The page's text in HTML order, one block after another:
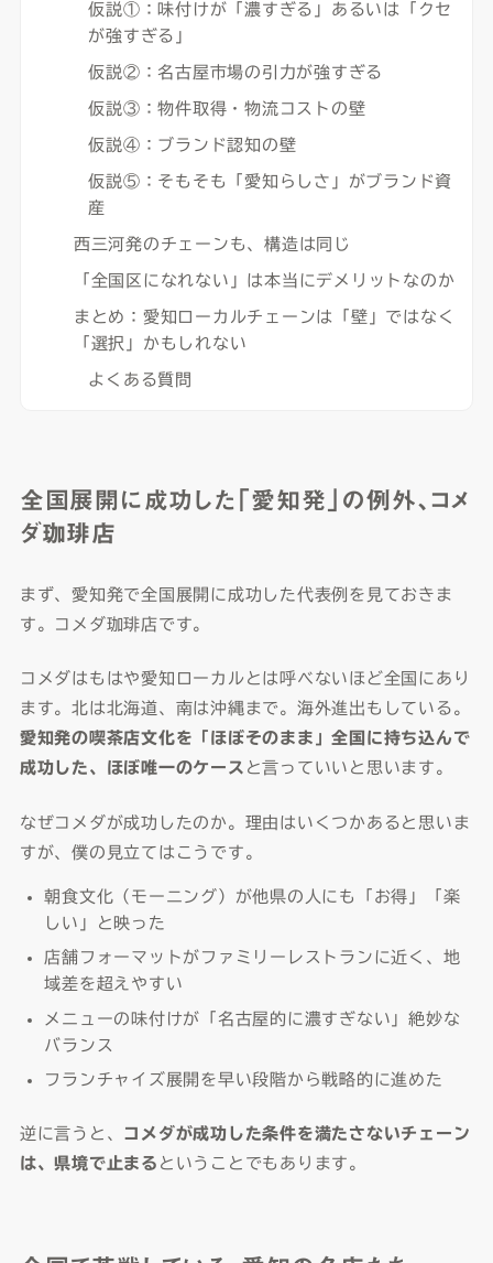
仮説①：味付けが「濃すぎる」あるいは「クセ
が強すぎる」
仮説②：名古屋市場の引力が強すぎる
仮説③：物件取得・物流コストの壁
仮説④：ブランド認知の壁
仮説⑤：そもそも「愛知らしさ」がブランド資
産
西三河発のチェーンも、構造は同じ
「全国区になれない」は本当にデメリットなのか
まとめ：愛知ローカルチェーンは「壁」ではなく
「選択」かもしれない
よくある質問
全国展開に成功した「愛知発」の例外、コメ
ダ珈琲店
まず、愛知発で全国展開に成功した代表例を見ておきま
す。コメダ珈琲店です。
コメダはもはや愛知ローカルとは呼べないほど全国にあり
ます。北は北海道、南は沖縄まで。海外進出もしている。
愛知発の喫茶店文化を「ほぼそのまま」全国に持ち込んで
成功した、ほぼ唯一のケース と言っていいと思います。
なぜコメダが成功したのか。理由はいくつかあると思いま
すが、僕の見立てはこうです。
朝食文化（モーニング）が他県の人にも「お得」「楽
しい」と映った
店舗フォーマットがファミリーレストランに近く、地
域差を超えやすい
メニューの味付けが「名古屋的に濃すぎない」絶妙な
バランス
フランチャイズ展開を早い段階から戦略的に進めた
逆に言うと、
コメダが成功した条件を満たさないチェーン
は、県境で止まる ということでもあります。